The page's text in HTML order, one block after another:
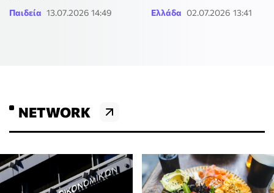
Παιδεία 13.07.2026 14:49 Ελλάδα 02.07.2026 13:41
NETWORK